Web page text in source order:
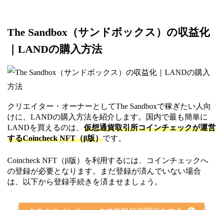
The Sandbox（サンドボックス）の収益化
｜LANDの購入方法
クリエイター・オーナーとしてThe Sandboxで稼ぎたい人向
けに、LANDの購入方法を紹介します。国内で最も簡単に
LANDを買えるのは、 仮想通貨取引所コインチェックが運営
するCoincheck NFT（β版）です。
Coincheck NFT（β版）を利用するには、コインチェックへ
の登録が必要となります。まだ登録が済んでいない場合
は、以下から登録手続きを済ませましょう。